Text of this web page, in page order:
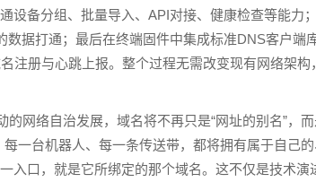
设备分组、批量导入、API对接、健康检查等能力
据打通；最后在终端固件中集成标准DNS客户端
注册与心跳上报。整个过程无需改变现有网络架构
网络自治发展，域名将不再只是“网址的别名”，
一台机器人、每一条传送带，都将拥有属于自己
入口，就是它所绑定的那个域名。这不仅是技术演